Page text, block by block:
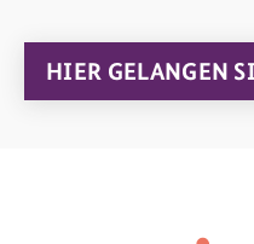
HIER GELANGEN